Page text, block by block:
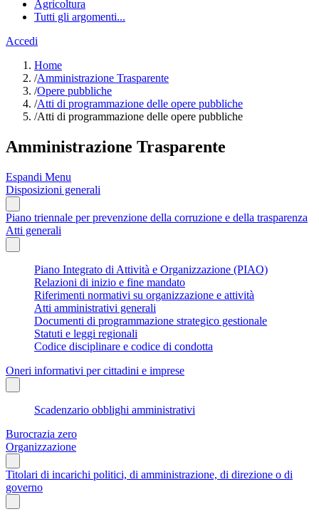
Agricoltura
Tutti gli argomenti...
Accedi
Home
/Amministrazione Trasparente
/Opere pubbliche
/Atti di programmazione delle opere pubbliche
/Atti di programmazione delle opere pubbliche
Amministrazione Trasparente
Espandi Menu
Disposizioni generali
Piano triennale per prevenzione della corruzione e della trasparenza
Atti generali
Piano Integrato di Attività e Organizzazione (PIAO)
Relazioni di inizio e fine mandato
Riferimenti normativi su organizzazione e attività
Atti amministrativi generali
Documenti di programmazione strategico gestionale
Statuti e leggi regionali
Codice disciplinare e codice di condotta
Oneri informativi per cittadini e imprese
Scadenzario obblighi amministrativi
Burocrazia zero
Organizzazione
Titolari di incarichi politici, di amministrazione, di direzione o di
governo